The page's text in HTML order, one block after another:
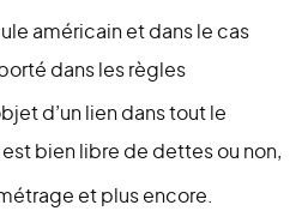
américain et dans le cas
dans les règles
d’un lien dans tout le
bien libre de dettes ou non,
et plus encore.